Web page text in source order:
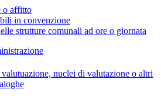
o affitto
in convenzione
strutture comunali ad ore o giornata
nuclei di valutazione o altri